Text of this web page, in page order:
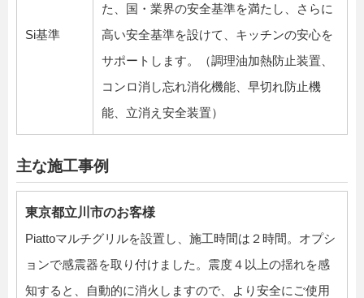
Si基準
た、国・業界の安全基準を満たし、さらに
高い安全基準を設けて、キッチンの安心を
サポートします。（調理油加熱防止装置、
コンロ消し忘れ消化機能、早切れ防止機
能、立消え安全装置）
主な施工事例
東京都立川市のお客様
Piattoマルチグリルを設置し、施工時間は２時間。オプシ
ョンで感震器を取り付けました。震度４以上の揺れを感
知すると、自動的に消火しますので、より安全にご使用